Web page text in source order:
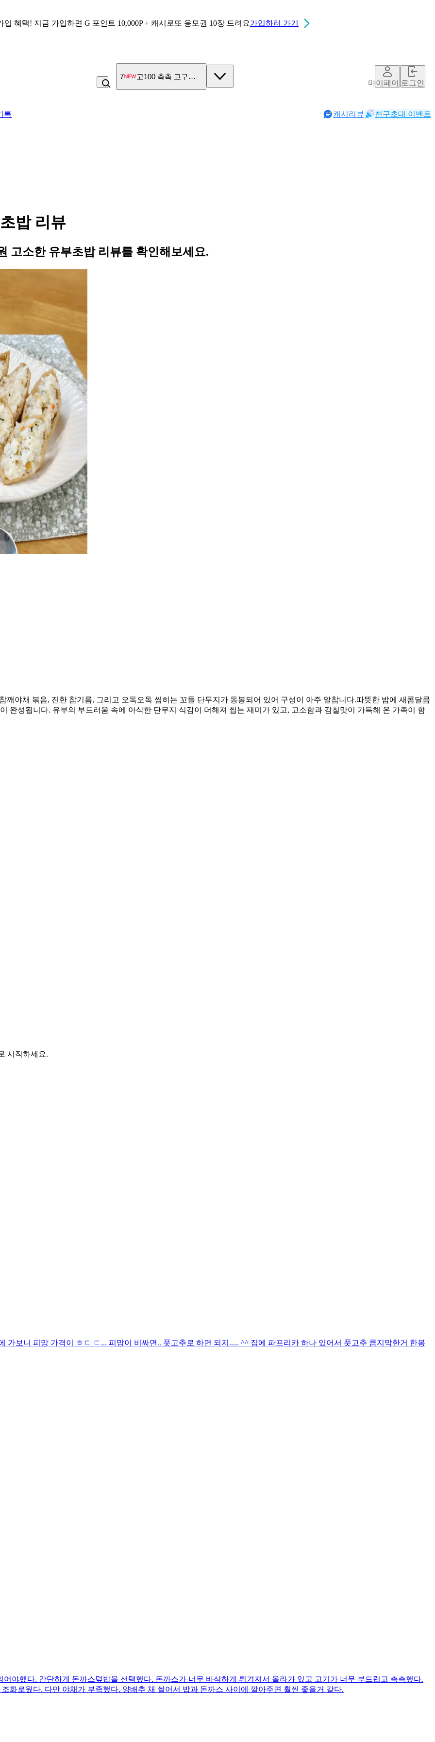
입 혜택! 지금 가입하면 G 포인트 10,000P + 캐시로또 응모권 10장 드려요가입하러 가기
7 고100 촉촉 고구마 스틱
마이페이지로그인
록 캐시리뷰 친구초대 이벤트
밥 리뷰
고소한 유부초밥 리뷰를 확인해보세요.
야채 볶음, 진한 참기름, 그리고 오독오독 씹히는 꼬들 단무지가 동봉되어 있어 구성이 아주 알찹니다. ​따뜻한 밥에 새콤달콤
완성됩니다. 유부의 부드러움 속에 아삭한 단무지 식감이 더해져 씹는 재미가 있고, 고소함과 감칠맛이 가득해 온 가족이 함
시작하세요.
가보니 피망 가격이 ㅎㄷ ㄷ... 피망이 비싸면.. 풋고추로 하면 되지..... ^^ 집에 파프리카 하나 있어서 풋고추 큼지막한거 한봉
야했다. 간단하게 돈까스덮밥을 선택했다. 돈까스가 너무 바삭하게 튀겨져서 올라가 있고 고기가 너무 부드럽고 촉촉했다.
화로웠다. 다만 야채가 부족했다. 양배추 채 썰어서 밥과 돈까스 사이에 깔아주면 훨씬 좋을거 같다.